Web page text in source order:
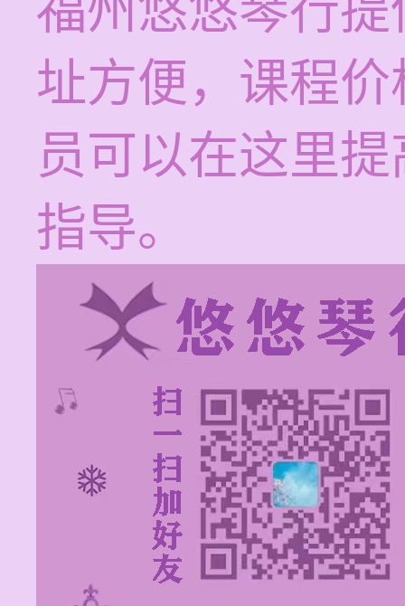
址方便，课程
员可以在这里
指导。